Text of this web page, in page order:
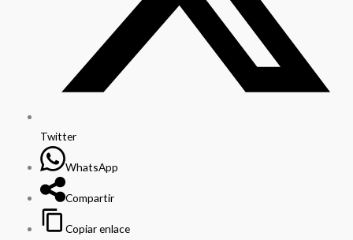
Twitter
WhatsApp
Compartir
Copiar enlace